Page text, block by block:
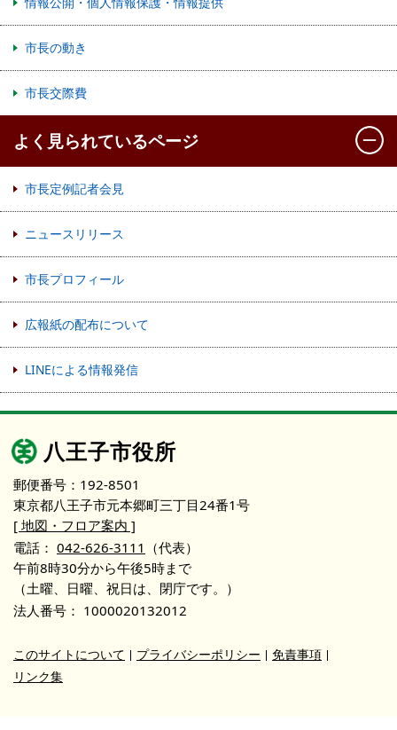
市長の動き
市長交際費
よく見られているページ
市長定例記者会見
ニュースリリース
市長プロフィール
広報紙の配布について
LINEによる情報発信
八王子市役所
郵便番号：192-8501
東京都八王子市元本郷町三丁目24番1号
[ 地図・フロア案内 ]
電話： 042-626-3111 （代表）
午前8時30分から午後5時まで
（土曜、日曜、祝日は、閉庁です。）
法人番号： 1000020132012
このサイトについて プライバシーポリシー
免責事項
リンク集